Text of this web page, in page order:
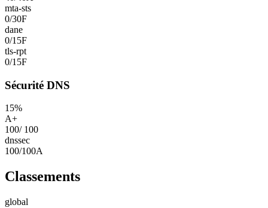
mta-sts
0/30F
dane
0/15F
tls-rpt
0/15F
Sécurité DNS
15%
A+
100/ 100
dnssec
100/100A
Classements
global